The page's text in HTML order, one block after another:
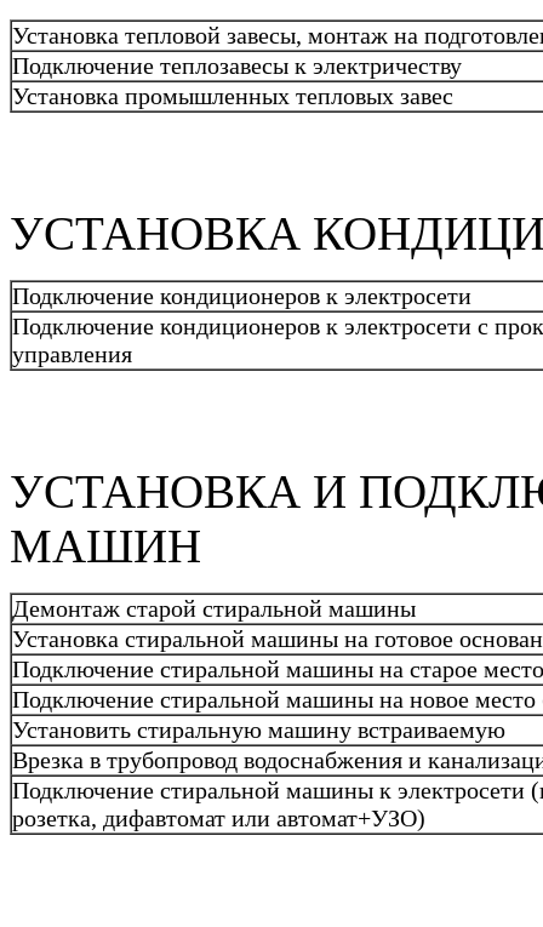
Установка тепловой завесы, монтаж на
Подключение теплозавесы к электричеству
Установка промышленных тепловых завес
УСТАНОВКА
Подключение кондиционеров к электросети
Подключение кондиционеров к электросети с
управления
УСТАНОВКА И
МАШИН
Демонтаж старой стиральной машины
Установка стиральной машины на готовое
Подключение стиральной машины на старое
Подключение стиральной машины на новое место
Установить стиральную машину встраиваемую
Врезка в трубопровод водоснабжения и
Подключение стиральной машины к электросети
розетка, дифавтомат или автомат+УЗО)